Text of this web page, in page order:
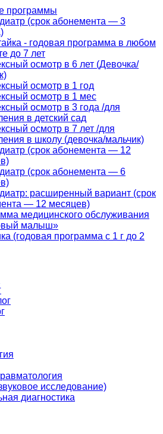
программы
(срок абонемента — 3
- годовая программа в любом
до 7 лет
осмотр в 6 лет (Девочка/
осмотр в 1 год
осмотр в 1 мес
осмотр в 3 года /для
в детский сад
осмотр в 7 лет /для
в школу (девочка/мальчик)
(срок абонемента — 12
(срок абонемента — 6
расширенный вариант (срок
— 12 месяцев)
медицинского обслуживания
малыш»
(годовая программа с 1 г до 2
исследование)
диагностика